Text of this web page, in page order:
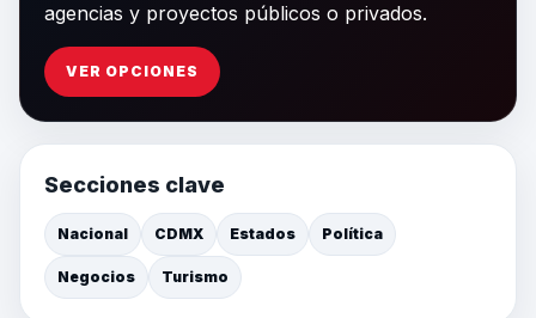
agencias y proyectos públicos o privados.
VER OPCIONES
Secciones clave
Nacional CDMX Estados Política
Negocios Turismo